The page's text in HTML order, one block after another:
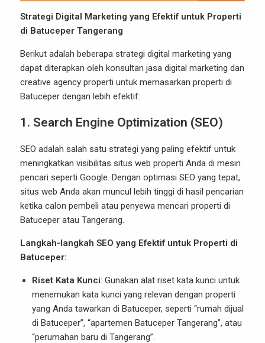
Strategi Digital Marketing yang Efektif untuk Properti
di Batuceper Tangerang
Berikut adalah beberapa strategi digital marketing yang
dapat diterapkan oleh konsultan jasa digital marketing dan
creative agency properti untuk memasarkan properti di
Batuceper dengan lebih efektif:
1. Search Engine Optimization (SEO)
SEO adalah salah satu strategi yang paling efektif untuk
meningkatkan visibilitas situs web properti Anda di mesin
pencari seperti Google. Dengan optimasi SEO yang tepat,
situs web Anda akan muncul lebih tinggi di hasil pencarian
ketika calon pembeli atau penyewa mencari properti di
Batuceper atau Tangerang.
Langkah-langkah SEO yang Efektif untuk Properti di
Batuceper:
Riset Kata Kunci: Gunakan alat riset kata kunci untuk
menemukan kata kunci yang relevan dengan properti
yang Anda tawarkan di Batuceper, seperti “rumah dijual
di Batuceper”, “apartemen Batuceper Tangerang”, atau
“perumahan baru di Tangerang”.